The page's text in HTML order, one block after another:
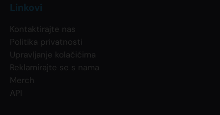
Linkovi
Kontaktirajte nas
Politika privatnosti
Upravljanje kolačićima
Reklamirajte se s nama
Merch
API